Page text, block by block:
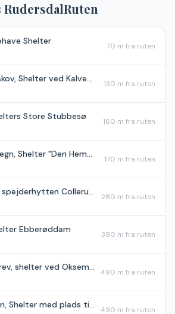
RudersdalRuten
Shelter 70 m fra ruten
Søllerød Kirkeskov, Shelter ved Kalvemosen 130 m fra ruten
Store Stubbesø 160 m fra ruten
Jægersborg Hegn, Shelter "Den Hemmelige" 170 m fra ruten
Shelterne ved spejderhytten Colleruphus, Holte 280 m fra ruten
Ebberøddam 380 m fra ruten
Rygård Overdrev, shelter ved Oksemosen 490 m fra ruten
Stampemarken, Shelter med plads til 5-6 490 m fra ruten